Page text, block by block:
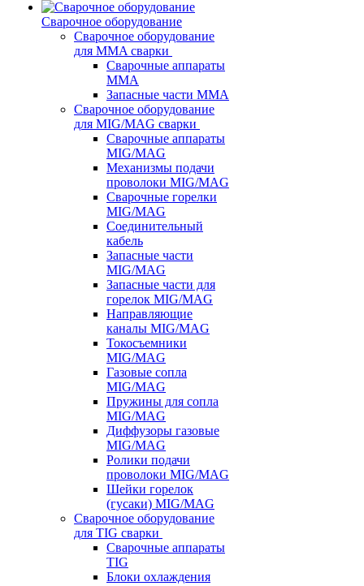
Сварочное оборудование
Сварочное оборудование
для MMA сварки
Сварочные аппараты
MMA
Запасные части MMA
Сварочное оборудование
для MIG/MAG сварки
Сварочные аппараты
MIG/MAG
Механизмы подачи
проволоки MIG/MAG
Сварочные горелки
MIG/MAG
Соединительный
кабель
Запасные части
MIG/MAG
Запасные части для
горелок MIG/MAG
Направляющие
каналы MIG/MAG
Токосъемники
MIG/MAG
Газовые сопла
MIG/MAG
Пружины для сопла
MIG/MAG
Диффузоры газовые
MIG/MAG
Ролики подачи
проволоки MIG/MAG
Шейки горелок
(гусаки) MIG/MAG
Сварочное оборудование
для TIG сварки
Сварочные аппараты
TIG
Блоки охлаждения